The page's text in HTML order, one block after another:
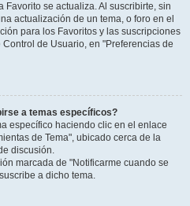
se actualiza. Al suscribirte, sin
actualización de un tema, o foro en el
para los Favoritos y las suscripciones
de Usuario, en "Preferencias de
a temas específicos?
específico haciendo clic en el enlace
de Tema", ubicado cerca de la
discusión.
marcada de "Notificarme cuando se
a dicho tema.